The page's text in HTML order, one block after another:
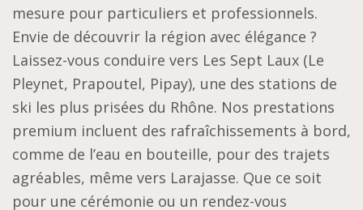
mesure pour particuliers et professionnels.
Envie de découvrir la région avec élégance ?
Laissez-vous conduire vers Les Sept Laux (Le
Pleynet, Prapoutel, Pipay), une des stations de
ski les plus prisées du Rhône. Nos prestations
premium incluent des rafraîchissements à bord,
comme de l’eau en bouteille, pour des trajets
agréables, même vers Larajasse. Que ce soit
pour une cérémonie ou un rendez-vous